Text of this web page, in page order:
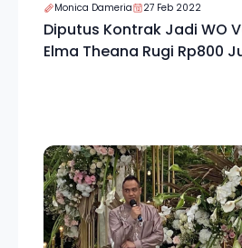
Monica Dameria 27 Feb 2022
Diputus Kontrak Jadi WO
Elma Theana Rugi Rp800